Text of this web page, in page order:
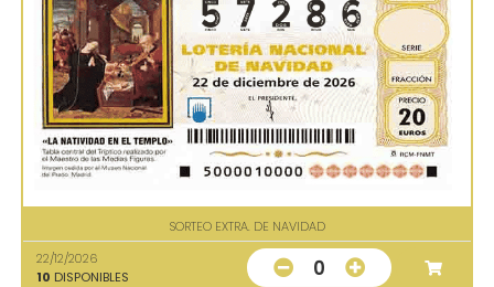
SORTEO EXTRA. DE NAVIDAD
22/12/2026
10 DISPONIBLES 0